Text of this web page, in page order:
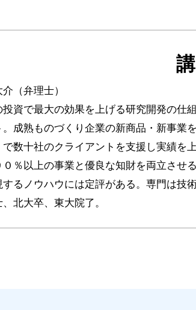
（弁理士）
投資で最大の効果を上げる研究開発の仕
。成熟ものづくり企業の新商品・新事業
で数十社のクライアントを支援し実績を
０％以上の事業と優良な知財を両立させ
するノウハウには定評がある。専門は技
北大卒、東大院了。